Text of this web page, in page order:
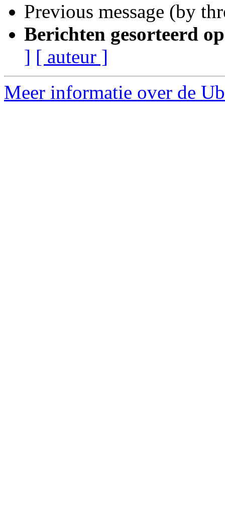
Previous message (by
Berichten gesorteerd
] [ auteur ]
Meer informatie over de